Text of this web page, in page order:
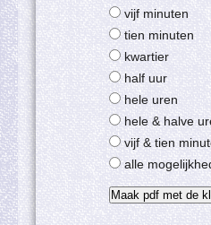
vijf minuten
tien minuten
kwartier
half uur
hele uren
hele & halve
vijf & tien
alle